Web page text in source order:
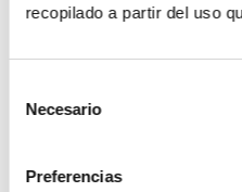
recopilado a partir del uso
Necesario
Preferencias
MUTUALISTAS
EL COLEGIO DE MÉDICOS